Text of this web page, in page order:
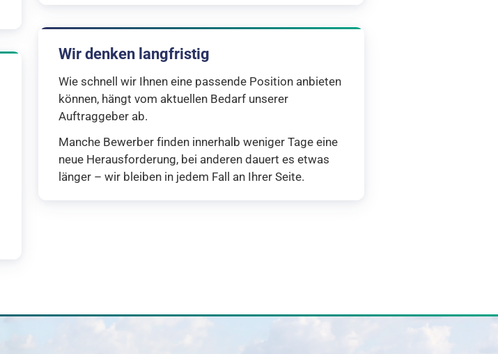
Wir denken langfristig
Wie schnell wir Ihnen eine passende Position anbieten
können, hängt vom aktuellen Bedarf unserer
Auftraggeber ab.
Manche Bewerber finden innerhalb weniger Tage eine
neue Herausforderung, bei anderen dauert es etwas
länger – wir bleiben in jedem Fall an Ihrer Seite.